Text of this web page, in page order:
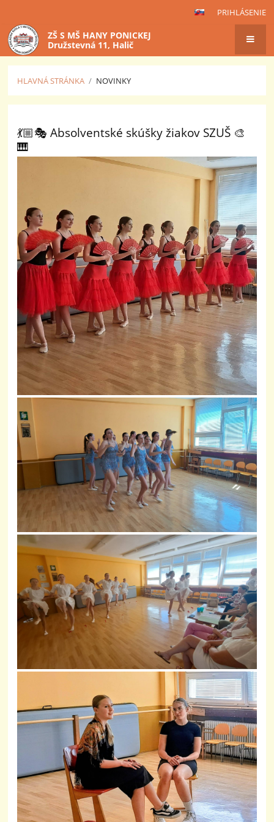
PRIHLÁSENIE
ZŠ S MŠ HANY PONICKEJ
Družstevná 11, Halič
HLAVNÁ STRÁNKA / NOVINKY
💃🏼🎭 Absolventské skúšky žiakov SZUŠ 🎨
🎹